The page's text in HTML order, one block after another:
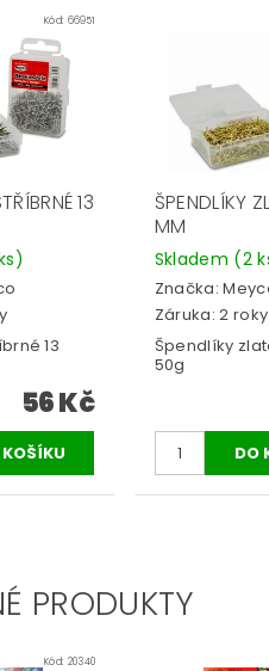
Kód: 66951
13
13
56 Kč
ŠPENDLÍKY
MM
Skladem (2
Značka:
Záruka: 2 roky
Špendlíky
50g
PRODUKTY
Kód: 20340